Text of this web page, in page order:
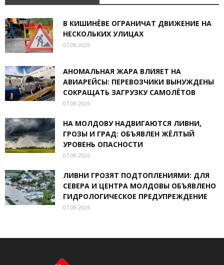
В КИШИНЁВЕ ОГРАНИЧАТ ДВИЖЕНИЕ НА
НЕСКОЛЬКИХ УЛИЦАХ
07.08.2026
АНОМАЛЬНАЯ ЖАРА ВЛИЯЕТ НА
АВИАРЕЙСЫ: ПЕРЕВОЗЧИКИ ВЫНУЖДЕНЫ
СОКРАЩАТЬ ЗАГРУЗКУ САМОЛЁТОВ
07.08.2026
НА МОЛДОВУ НАДВИГАЮТСЯ ЛИВНИ,
ГРОЗЫ И ГРАД: ОБЪЯВЛЕН ЖЁЛТЫЙ
УРОВЕНЬ ОПАСНОСТИ
07.08.2026
ЛИВНИ ГРОЗЯТ ПОДТОПЛЕНИЯМИ: ДЛЯ
СЕВЕРА И ЦЕНТРА МОЛДОВЫ ОБЪЯВЛЕНО
ГИДРОЛОГИЧЕСКОЕ ПРЕДУПРЕЖДЕНИЕ
07.08.2026